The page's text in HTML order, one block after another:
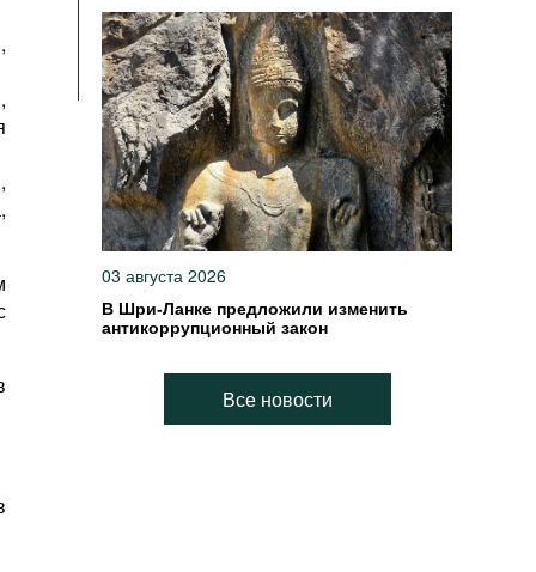
03 августа 2026
В Шри-Ланке предложили изменить
антикоррупционный закон
Все новости